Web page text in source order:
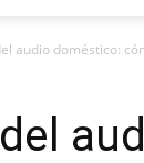
audio doméstico: